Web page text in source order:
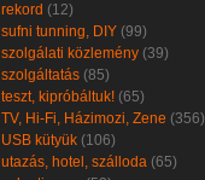
rekord (12)
sufni tunning, DIY (99)
szolgálati közlemény (39)
szolgáltatás (85)
teszt, kipróbáltuk! (65)
TV, Hi-Fi, Házimozi, Zene (356)
USB kütyük (106)
utazás, hotel, szálloda (65)